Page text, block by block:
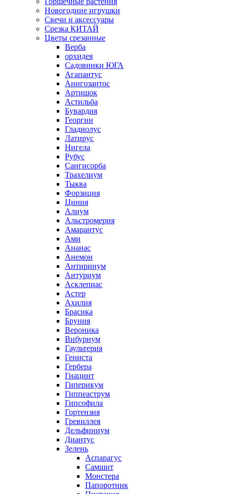
Новогодние игрушки
Свечи и аксессуары
Срезка КИТАЙ
Цветы срезанные
Верба
орхидея
Садовники ЮГА
Агапантус
Анигозантос
Артишок
Астильба
Бувардия
Георгин
Гладиолус
Латирус
Нигела
Рубус
Сангисорба
Трахелиум
Тыква
Форзиция
Циния
Алиум
Альстромерия
Амарантус
Ами
Ананас
Анемон
Антиринум
Антуриум
Асклепиас
Астер
Ахилия
Брасика
Бруния
Вероника
Вибурнум
Гаультерия
Гениста
Гербера
Гиацинт
Гиперикум
Гиппеаструм
Гипсофила
Гортензия
Гревиллея
Дельфиниум
Диантус
Зелень
Аспарагус
Самшит
Монстера
Папоротник